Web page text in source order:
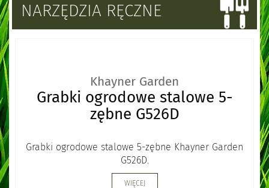
NARZĘDZIA RĘCZNE
Khayner Garden
Grabki ogrodowe stalowe 5-
zębne G526D
Grabki ogrodowe stalowe 5-zębne Khayner Garden
G526D.
WIĘCEJ